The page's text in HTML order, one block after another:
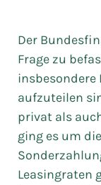
Der
Frage zu
insbesondere
aufzuteilen
privat als
ging es um
Leasingraten